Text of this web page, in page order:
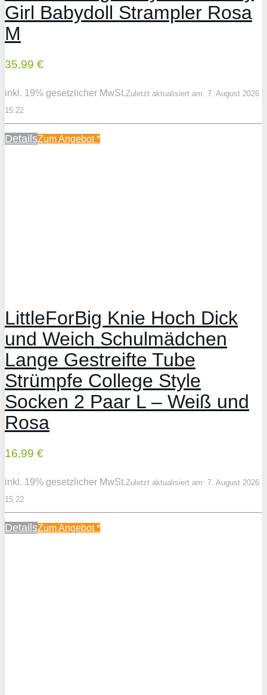
Girl Babydoll Strampler Rosa
M
35,99 €
inkl. 19% gesetzlicher MwSt.Zuletzt aktualisiert am: 7. August 2026
15:22
DetailsZum Angebot*
LittleForBig Knie Hoch Dick
und Weich Schulmädchen
Lange Gestreifte Tube
Strümpfe College Style
Socken 2 Paar L – Weiß und
Rosa
16,99 €
inkl. 19% gesetzlicher MwSt.Zuletzt aktualisiert am: 7. August 2026
15:22
DetailsZum Angebot*